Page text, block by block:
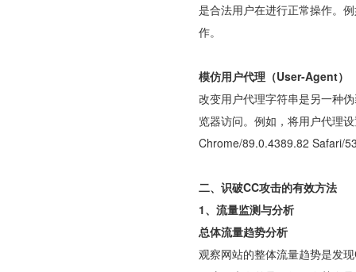
是合法用户在进行正常操作。
作。
模仿用户代理（User-Agent）
改变用户代理字符串是另一种
览器访问。例如，将用户代理
Chrome/89.0.4389.82 Safari/
二、识破CC攻击的有效方法
1、流量监测与分析
总体流量趋势分析
观察网站的整体流量趋势是发